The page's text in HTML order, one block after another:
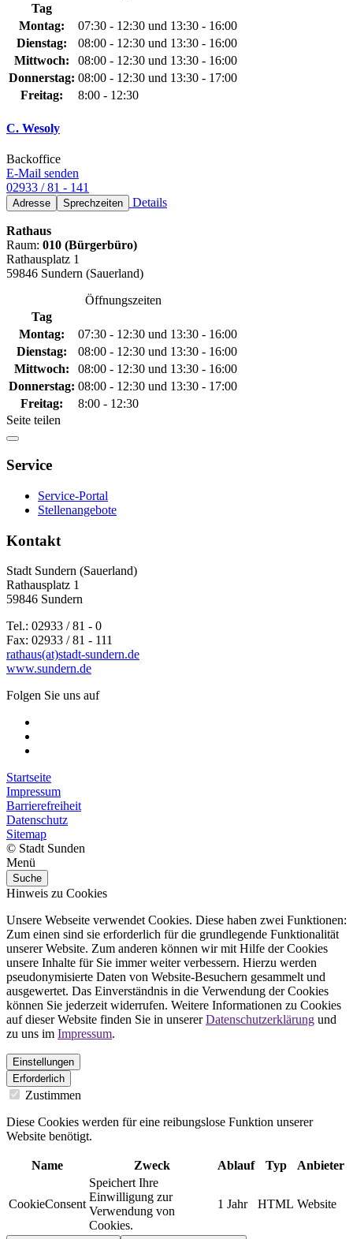
Tag
Montag:
07:30 - 12:30 und 13:30 - 16:00
Dienstag:
08:00 - 12:30 und 13:30 - 16:00
Mittwoch:
08:00 - 12:30 und 13:30 - 16:00
Donnerstag: 08:00 - 12:30 und 13:30 - 17:00
Freitag:
8:00 - 12:30
C. Wesoly
Backoffice
E-Mail senden
02933 / 81 - 141
Adresse Sprechzeiten Details
Rathaus
Raum: 010 (Bürgerbüro)
Rathausplatz 1
59846 Sundern (Sauerland)
Öffnungszeiten
Tag
Montag:
07:30 - 12:30 und 13:30 - 16:00
Dienstag:
08:00 - 12:30 und 13:30 - 16:00
Mittwoch:
08:00 - 12:30 und 13:30 - 16:00
Donnerstag: 08:00 - 12:30 und 13:30 - 17:00
Freitag:
8:00 - 12:30
Seite teilen
Service
Service-Portal
Stellenangebote
Kontakt
Stadt Sundern (Sauerland)
Rathausplatz 1
59846 Sundern
Tel.: 02933 / 81 - 0
Fax: 02933 / 81 - 111
rathaus(at)stadt-sundern.de
www.sundern.de
Folgen Sie uns auf
Startseite
Impressum
Barrierefreiheit
Datenschutz
Sitemap
© Stadt Sunden
Menü
Suche
Hinweis zu Cookies
Unsere Webseite verwendet Cookies. Diese haben zwei Funktionen:
Zum einen sind sie erforderlich für die grundlegende Funktionalität
unserer Website. Zum anderen können wir mit Hilfe der Cookies
unsere Inhalte für Sie immer weiter verbessern. Hierzu werden
pseudonymisierte Daten von Website-Besuchern gesammelt und
ausgewertet. Das Einverständnis in die Verwendung der Cookies
können Sie jederzeit widerrufen. Weitere Informationen zu Cookies
auf dieser Website finden Sie in unsererDatenschutzerklärung und
zu uns im Impressum.
Einstellungen
Erforderlich
Zustimmen
Diese Cookies werden für eine reibungslose Funktion unserer
Website benötigt.
Name Zweck Ablauf Typ Anbieter
CookieConsent
Speichert Ihre
Einwilligung zur
Verwendung von
Cookies.
1 Jahr HTML Website